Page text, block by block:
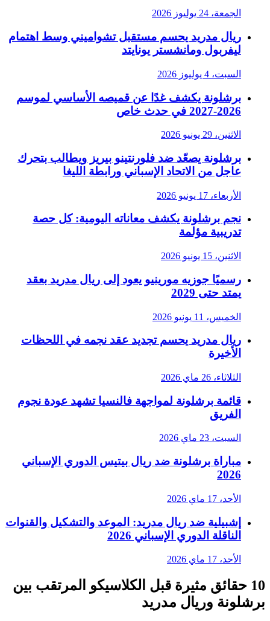
الجمعة، 24 يوليوز 2026
ريال مدريد يحسم مستقبل تشواميني وسط اهتمام
ليفربول ومانشستر يونايتد
السبت، 4 يوليوز 2026
برشلونة يكشف غدًا عن قميصه الأساسي لموسم
2026-2027 في حدث خاص
الاثنين، 29 يونيو 2026
برشلونة يصعّد ضد فلورنتينو بيريز ويطالب بتحرك
عاجل من الاتحاد الإسباني ورابطة الليغا
الأربعاء، 17 يونيو 2026
نجم برشلونة يكشف معاناته اليومية: كل حصة
تدريبية مؤلمة
الاثنين، 15 يونيو 2026
رسميًا جوزيه مورينيو يعود إلى ريال مدريد بعقد
يمتد حتى 2029
الخميس، 11 يونيو 2026
ريال مدريد يحسم تجديد عقد نجمه في اللحظات
الأخيرة
الثلاثاء، 26 ماي 2026
قائمة برشلونة لمواجهة فالنسيا تشهد عودة نجوم
الفريق
السبت، 23 ماي 2026
مباراة برشلونة ضد ريال بيتيس الدوري الإسباني
2026
الأحد، 17 ماي 2026
إشبيلية ضد ريال مدريد: الموعد والتشكيل والقنوات
الناقلة الدوري الإسباني 2026
الأحد، 17 ماي 2026
10 حقائق مثيرة قبل الكلاسيكو المرتقب بين
برشلونة وريال مدريد